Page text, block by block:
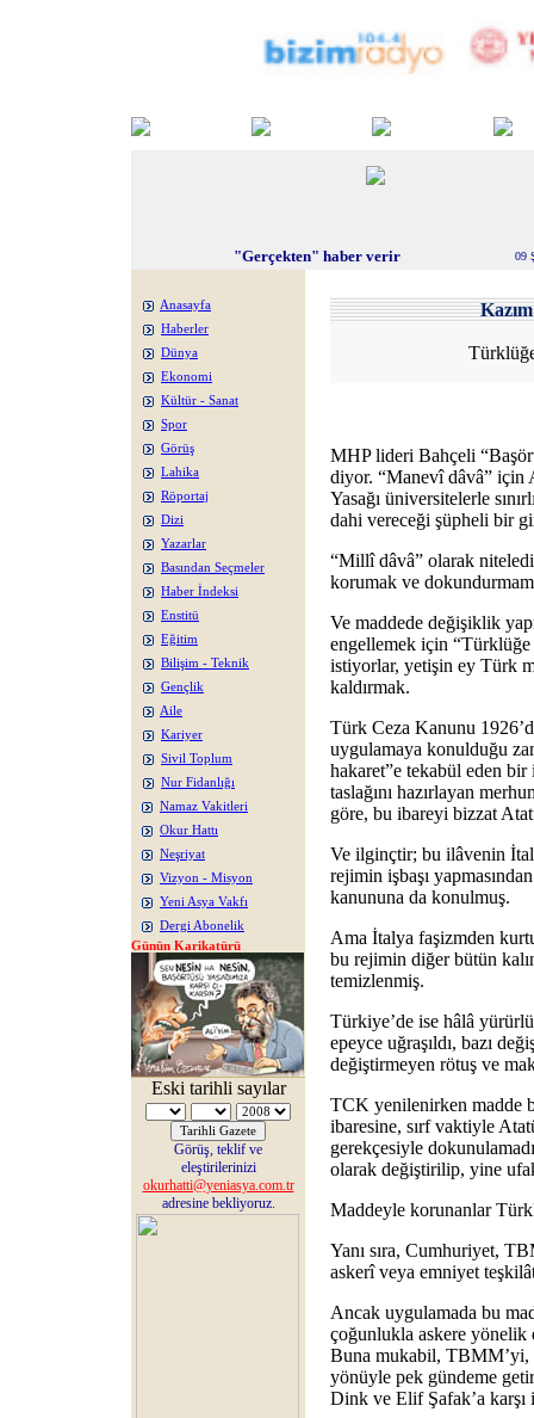
"Gerçekten" haber verir 09
Anasayfa
Haberler
Dünya
Ekonomi
Kültür - Sanat
Spor
Görüş
Lahika
Röportaj
Dizi
Yazarlar
Basından Seçmeler
Haber İndeksi
Enstitü
Eğitim
Bilişim - Teknik
Gençlik
Aile
Kariyer
Sivil Toplum
Nur Fidanlığı
Namaz Vakitleri
Okur Hattı
Neşriyat
Vizyon - Misyon
Yeni Asya Vakfı
Dergi Abonelik
Günün Karikatürü
Eski tarihli sayılar
Görüş, teklif ve
eleştirilerinizi
okurhatti@yeniasya.com.tr
adresine bekliyoruz.
MHP lideri Bahçeli
diyor. “Manevî dâvâ” için
Yasağı üniversitelerle
dahi vereceği şüpheli bir
“Millî dâvâ” olarak
korumak ve
Ve maddede değişiklik
engellemek için “Türklüğe
istiyorlar, yetişin ey Türk
kaldırmak.
Türk Ceza Kanunu
uygulamaya konulduğu
hakaret”e tekabül eden
taslağını hazırlayan
göre, bu ibareyi bizzat
Ve ilginçtir; bu ilâvenin
rejimin işbaşı
kanununa da konulmuş.
Ama İtalya faşizmden
bu rejimin diğer bütün
temizlenmiş.
Türkiye’de ise hâlâ
epeyce uğraşıldı, bazı
değiştirmeyen rötuş ve
TCK yenilenirken madde
ibaresine, sırf vaktiyle
gerekçesiyle
olarak değiştirilip, yine
Maddeyle korunanlar
Yanı sıra, Cumhuriyet,
askerî veya emniyet
Ancak uygulamada bu
çoğunlukla askere yönelik
Buna mukabil, TBMM’yi,
yönüyle pek gündeme
Dink ve Elif Şafak’a karşı